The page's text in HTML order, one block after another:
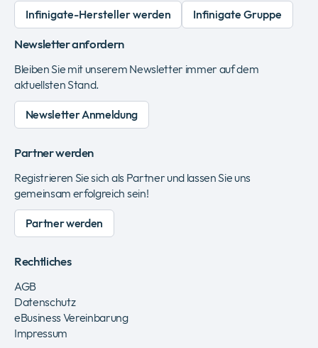
Infinigate-Hersteller werden Infinigate Gruppe
Newsletter anfordern
Bleiben Sie mit unserem Newsletter immer auf dem
aktuellsten Stand.
Newsletter Anmeldung
Partner werden
Registrieren Sie sich als Partner und lassen Sie uns
gemeinsam erfolgreich sein!
Partner werden
Rechtliches
AGB
Datenschutz
eBusiness Vereinbarung
Impressum